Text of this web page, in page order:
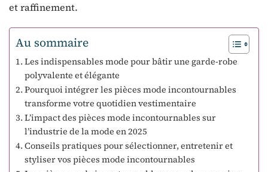
et raffinement.
Au sommaire
Les indispensables mode pour bâtir une garde-robe
polyvalente et élégante
Pourquoi intégrer les pièces mode incontournables
transforme votre quotidien vestimentaire
L’impact des pièces mode incontournables sur
l’industrie de la mode en 2025
Conseils pratiques pour sélectionner, entretenir et
styliser vos pièces mode incontournables